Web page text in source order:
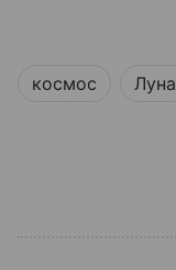
космос Луна